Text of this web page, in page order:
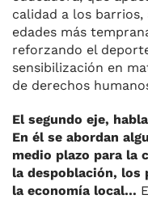
calidad a los
edades más
reforzando el
sensibilización en
de derechos
El segundo eje,
En él se abordan
medio plazo para la
la despoblación, los
la economía local…